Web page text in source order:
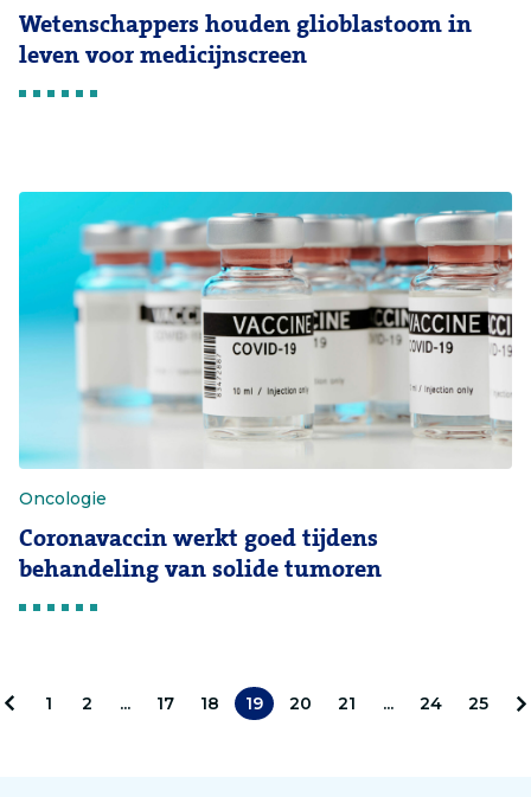
Wetenschappers houden glioblastoom in
leven voor medicijnscreen
Oncologie
Coronavaccin werkt goed tijdens
behandeling van solide tumoren
1 2 ... 17 18 19 20 21 ... 24
25